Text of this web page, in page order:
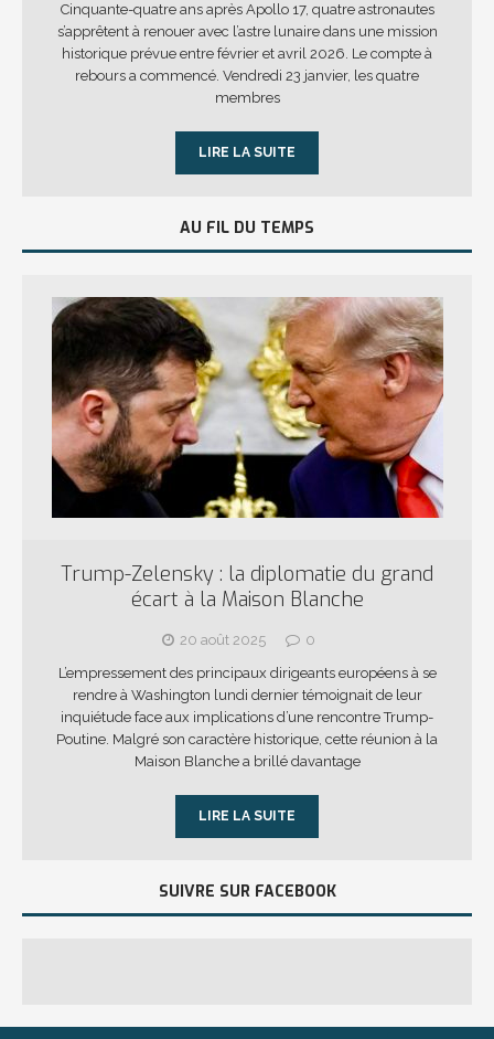
Cinquante-quatre ans après Apollo 17, quatre astronautes
s’apprêtent à renouer avec l’astre lunaire dans une mission
historique prévue entre février et avril 2026. Le compte à
rebours a commencé. Vendredi 23 janvier, les quatre
membres
LIRE LA SUITE
AU FIL DU TEMPS
Trump-Zelensky : la diplomatie du grand
écart à la Maison Blanche
20 août 2025
0
L’empressement des principaux dirigeants européens à se
rendre à Washington lundi dernier témoignait de leur
inquiétude face aux implications d’une rencontre Trump-
Poutine. Malgré son caractère historique, cette réunion à la
Maison Blanche a brillé davantage
LIRE LA SUITE
SUIVRE SUR FACEBOOK